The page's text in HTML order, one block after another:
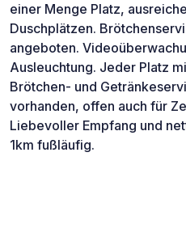
einer Menge Platz,
Duschplätzen.
angeboten.
Ausleuchtung. Jeder Platz
Brötchen- und
vorhanden, offen auch für
Liebevoller Empfang und
1km fußläufig.